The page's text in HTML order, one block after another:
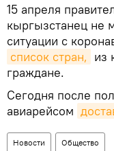
15 апреля
кыргызстанец не
ситуации с
список стран, из
граждане.
Сегодня после
авиарейсом
Новости Общество